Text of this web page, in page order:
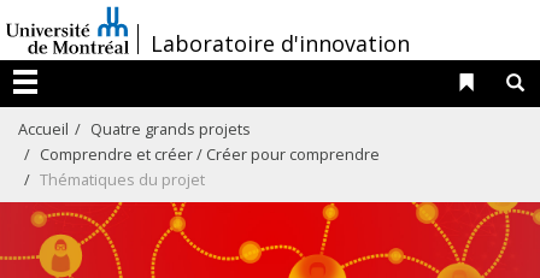
au
contenu
/Laboratoire d'innovation
Menu
Liens
Accueil
Quatre grands projets
Comprendre et créer / Créer pour comprendre
Thématiques du projet